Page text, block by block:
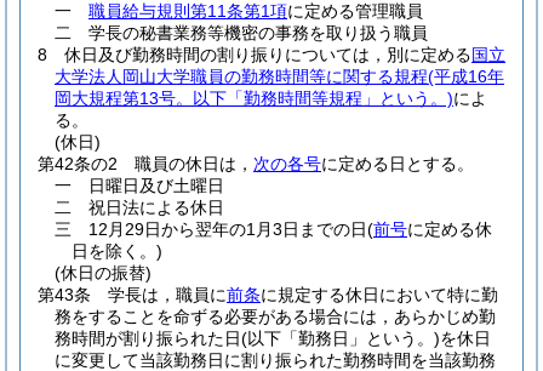
一
職員給与規則第11条第1項に定める管理職員
二
学長の秘書業務等機密の事務を取り扱う職員
8
休日及び勤務時間の割り振りについては，別に定める国立
大学法人岡山大学職員の勤務時間等に関する規程(平成16年
岡大規程第13号。以下「勤務時間等規程」という。)によ
る。
(休日)
第42条の2
職員の休日は， 次の各号に定める日とする。
一
日曜日及び土曜日
二
祝日法による休日
三
12月29日から翌年の1月3日までの日(前号に定める休
日を除く。)
(休日の振替)
第43条
学長は，職員に前条に規定する休日において特に勤
務をすることを命ずる必要がある場合には，あらかじめ勤
務時間が割り振られた日(以下「勤務日」という。)を休日
に変更して当該勤務日に割り振られた勤務時間を当該勤務